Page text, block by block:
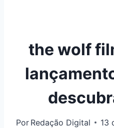
the wolf
Por Redação Digital 13